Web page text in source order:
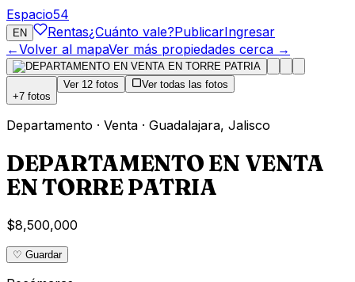
Espacio54
EN Rentas¿Cuánto vale?PublicarIngresar
←Volver al mapaVer más propiedades cerca →
+7 fotos
Ver 12 fotos Ver todas las fotos
Departamento · Venta · Guadalajara, Jalisco
DEPARTAMENTO EN VENTA
EN TORRE PATRIA
$8,500,000
♡ Guardar